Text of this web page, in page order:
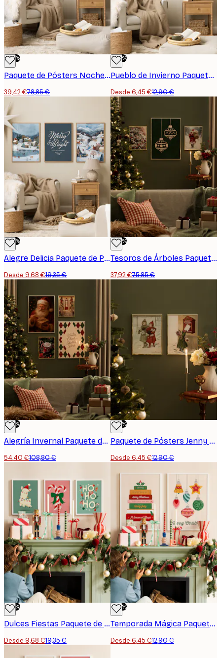
-50%
Paquete de Pósters Noche de Acebo
39,42 €78,85 €
-50%
Pueblo de Invierno Paquete de Pósters
Desde 6,45 €12,90 €
-50%
Alegre Delicia Paquete de Pósters
Desde 9,68 €19,35 €
-50%
Tesoros de Árboles Paquete de Pósters
37,92 €75,85 €
-50%
Alegría Invernal Paquete de Pósters
54,40 €108,80 €
-50%
Paquete de Pósters Jenny Nyström
Desde 6,45 €12,90 €
-50%
Dulces Fiestas Paquete de Pósters
Desde 9,68 €19,35 €
-50%
Temporada Mágica Paquete de Pósters
Desde 6,45 €12,90 €